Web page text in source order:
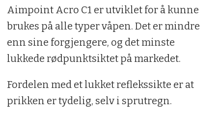
Aimpoint Acro C1 er utviklet for å kunne
brukes på alle typer våpen. Det er mindre
enn sine forgjengere, og det minste
lukkede rødpunktsiktet på markedet.
Fordelen med et lukket reflekssikte er at
prikken er tydelig, selv i sprutregn.